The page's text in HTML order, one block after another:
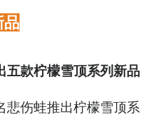
品
五款柠檬雪顶系列新品
悲伤蛙推出柠檬雪顶系